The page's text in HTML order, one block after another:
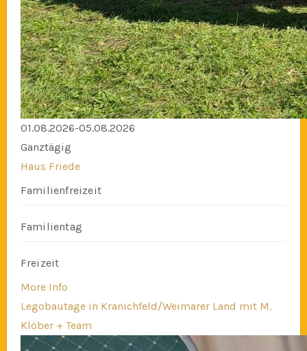
01.08.2026-05.08.2026
Ganztägig
Haus Friede
Familienfreizeit
Familientag
Freizeit
More Info
Legobautage in Kranichfeld/Weimarer Land mit M.
Klöber + Team